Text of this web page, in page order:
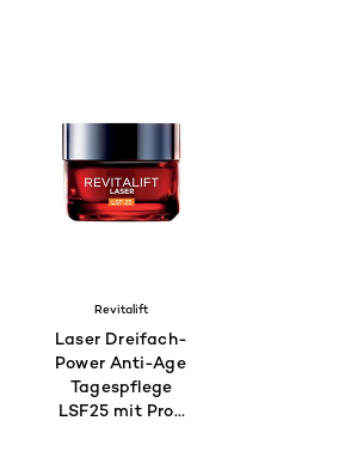
Revitalift
Laser Dreifach-
Power Anti-Age
Tagespflege
LSF25 mit Pro-